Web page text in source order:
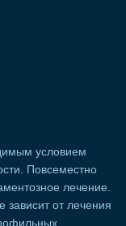
условием
Повсеместно
лечение.
зависит от лечения